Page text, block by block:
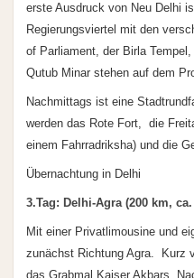
erste Ausdruck von Neu Delhi
Regierungsviertel mit den
of Parliament, der Birla
Qutub Minar stehen auf dem
Nachmittags ist eine
werden das Rote Fort, die
einem Fahrradriksha) und die
Übernachtung in Delhi
3.Tag: Delhi-Agra (200 km,
Mit einer Privatlimousine und
zunächst Richtung Agra. Kurz
das Grabmal Kaiser Akbars.